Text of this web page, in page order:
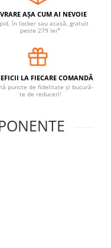
AȘA CUM AI NEVOIE
în locker sau acasă, gratuit
peste 279 lei*
LA FIECARE COMANDĂ
puncte de fidelitate și bucură-
te de reduceri!